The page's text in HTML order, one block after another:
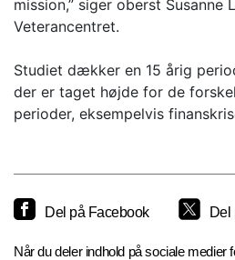
mission,” siger oberst Susanne
Veterancentret.
Studiet dækker en 15 årig
der er taget højde for de
perioder, eksempelvis
Del på Facebook Del
Når du deler indhold på sociale medier